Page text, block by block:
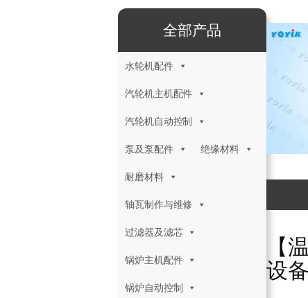
全部产品
水轮机配件
汽轮机主机配件
汽轮机自动控制
泵及泵配件 绝缘材料
耐磨材料
轴瓦制作与维修
过滤器及滤芯
锅炉主机配件
锅炉自动控制
【
设备